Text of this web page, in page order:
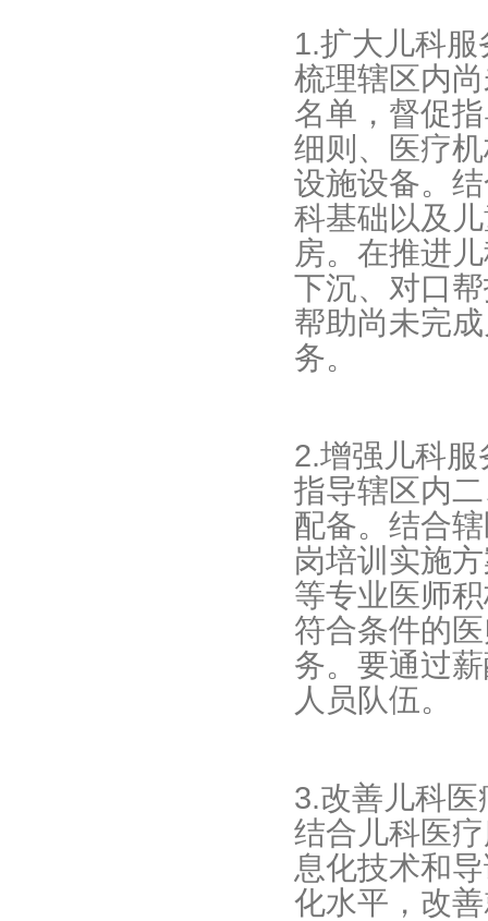
1.扩大儿科
梳理辖区内
名单，督促
细则、医疗
设施设备。
科基础以及
房。在推进
下沉、对口
帮助尚未完
务。
2.增强儿科
指导辖区内
配备。结合
岗培训实施
等专业医师
符合条件的
务。要通过
人员队伍。
3.改善儿科
结合儿科医
息化技术和
化水平，改